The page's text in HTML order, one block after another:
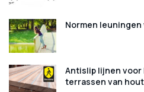
Normen
Antislip lijnen voor
terrassen van